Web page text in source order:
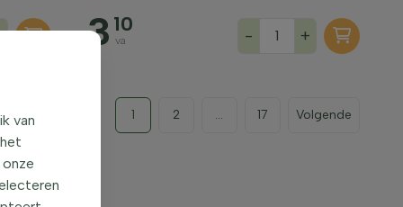
3 10
va - +
1 2 ... 17 Volgende
van